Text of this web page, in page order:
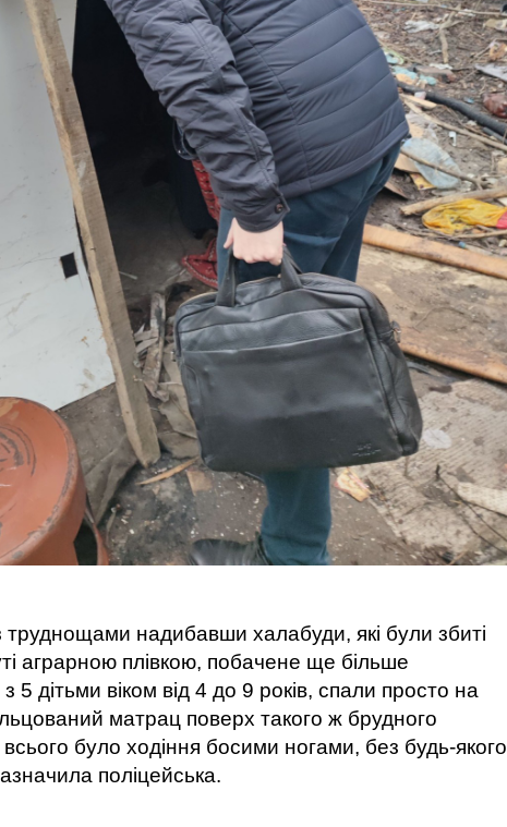
надибавши халабуди, які були збиті
аграрною плівкою, побачене ще більше
5 дітьми віком від 4 до 9 років, спали просто на
матрац поверх такого ж брудного
було ходіння босими ногами, без будь-якого
поліцейська.